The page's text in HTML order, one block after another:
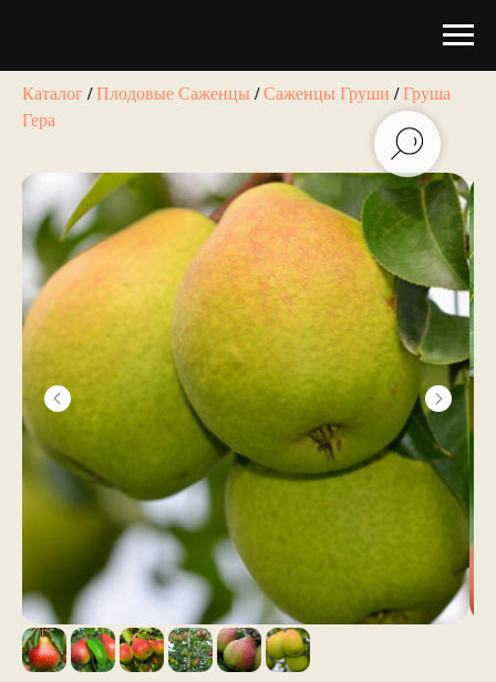
Каталог /Плодовые Саженцы /Саженцы Груши /Груша
Гера